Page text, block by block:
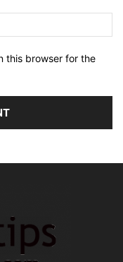
this browser for the